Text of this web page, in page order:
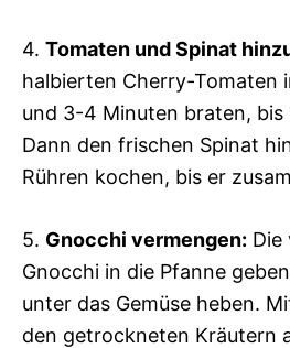
4. Tomaten und Spinat
halbierten Cherry-Tomaten
und 3-4 Minuten braten, bis
Dann den frischen Spinat
Rühren kochen, bis er
5. Gnocchi vermengen: Die
Gnocchi in die Pfanne
unter das Gemüse heben.
den getrockneten Kräutern